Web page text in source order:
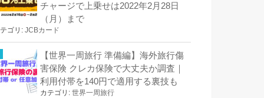
チャージで上乗せは2022年2月28日
（月）まで
ゴリ: JCBカード
【世界一周旅行 準備編】海外旅行傷
害保険 クレカ保険で大丈夫か調査｜
利用付帯を140円で適用する裏技も
カテゴリ: 世界一周旅行